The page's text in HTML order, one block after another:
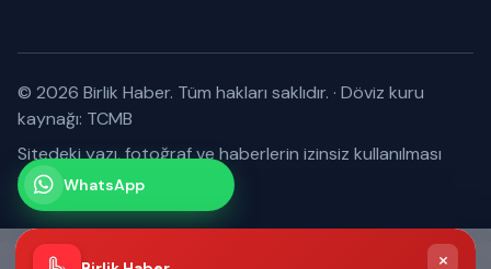
© 2026 Birlik Haber. Tüm hakları saklıdır. · Döviz kuru
kaynağı: TCMB
Sitedeki yazı, fotoğraf ve haberlerin izinsiz kullanılması
yasaktır.WhatsApp
Kanalımız
Abone olabilirsiniz
×